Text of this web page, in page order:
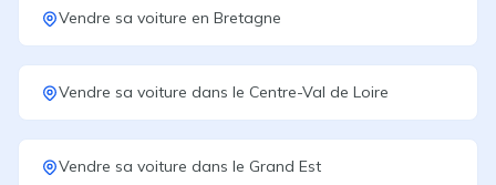
Vendre sa voiture en Bretagne
Vendre sa voiture dans le Centre-Val de Loire
Vendre sa voiture dans le Grand Est